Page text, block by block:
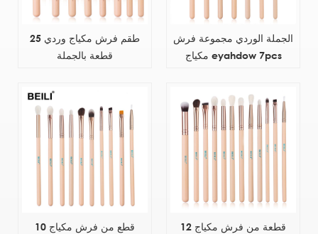
طقم فرش مكياج وردي 25
قطعة بالجملة
الجملة الوردي مجموعة فرش
مكياج eyahdow 7pcs
10 قطع من فرش مكياج
12 قطعة من فرش مكياج